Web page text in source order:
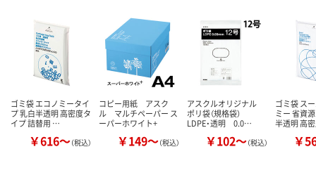
カゴへ カゴへ カ
ゴミ袋 エコノミータイ
プ 乳白半透明 高密度タ
イプ 詰替用 …
￥616～（税込）
コピー用紙 アスク
ル マルチペーパー ス
ーパーホワイト+
￥149～（税込）
アスクルオリジナル
ポリ袋（規格袋）
LDPE・透明 0.0…
￥102～（税込）
ゴミ袋 ス
ミー 省資
半透明 高
￥